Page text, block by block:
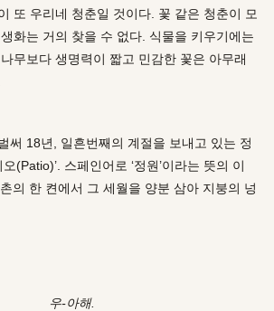
또 우리네 청춘일 것이다. 꽃 같은 청춘이 모
화는 거의 찾을 수 없다. 식물을 키우기에는
무보다 생명력이 짧고 민감한 꽃은 아무래
써 18년, 일흔번째의 계절을 보내고 있는 정
(Patio)’. 스페인어로 ‘정원’이라는 뜻의 이
의 한 켠에서 그 세월을 양분 삼아 지붕의 넝
우-아해.